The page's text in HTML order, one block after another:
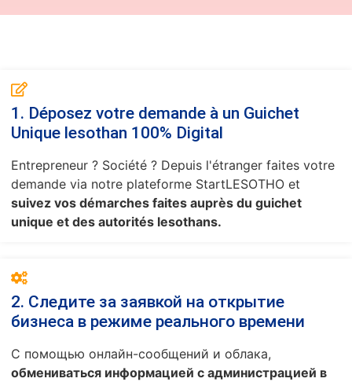
1. Déposez votre demande à un Guichet
Unique lesothan 100% Digital
Entrepreneur ? Société ? Depuis l'étranger faites votre
demande via notre plateforme StartLESOTHO et
suivez vos démarches faites auprès du guichet
unique et des autorités lesothans.
2. Следите за заявкой на открытие
бизнеса в режиме реального времени
С помощью онлайн-сообщений и облака,
обмениваться информацией с администрацией в